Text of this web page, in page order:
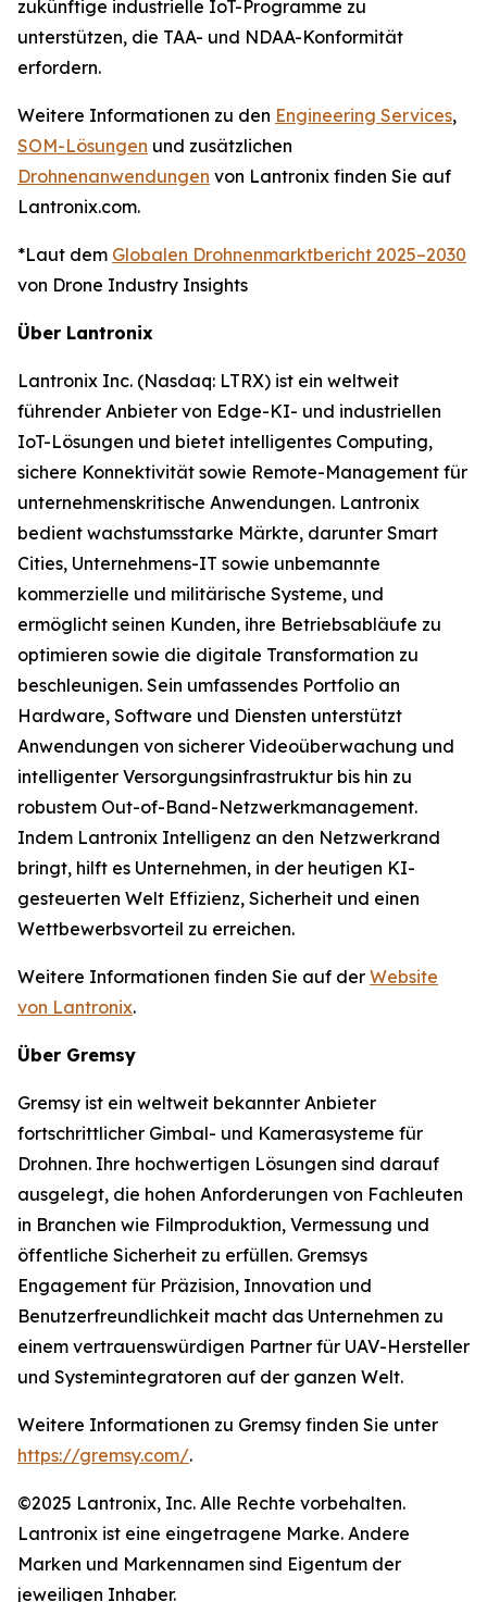
zukünftige industrielle IoT-Programme zu
unterstützen, die TAA- und NDAA-Konformität
erfordern.
Weitere Informationen zu den Engineering Services,
SOM-Lösungen und zusätzlichen
Drohnenanwendungen von Lantronix finden Sie auf
Lantronix.com.
*Laut dem Globalen Drohnenmarktbericht 2025–2030
von Drone Industry Insights
Über Lantronix
Lantronix Inc. (Nasdaq: LTRX) ist ein weltweit
führender Anbieter von Edge-KI- und industriellen
IoT-Lösungen und bietet intelligentes Computing,
sichere Konnektivität sowie Remote-Management für
unternehmenskritische Anwendungen. Lantronix
bedient wachstumsstarke Märkte, darunter Smart
Cities, Unternehmens-IT sowie unbemannte
kommerzielle und militärische Systeme, und
ermöglicht seinen Kunden, ihre Betriebsabläufe zu
optimieren sowie die digitale Transformation zu
beschleunigen. Sein umfassendes Portfolio an
Hardware, Software und Diensten unterstützt
Anwendungen von sicherer Videoüberwachung und
intelligenter Versorgungsinfrastruktur bis hin zu
robustem Out-of-Band-Netzwerkmanagement.
Indem Lantronix Intelligenz an den Netzwerkrand
bringt, hilft es Unternehmen, in der heutigen KI-
gesteuerten Welt Effizienz, Sicherheit und einen
Wettbewerbsvorteil zu erreichen.
Weitere Informationen finden Sie auf der Website
von Lantronix.
Über Gremsy
Gremsy ist ein weltweit bekannter Anbieter
fortschrittlicher Gimbal- und Kamerasysteme für
Drohnen. Ihre hochwertigen Lösungen sind darauf
ausgelegt, die hohen Anforderungen von Fachleuten
in Branchen wie Filmproduktion, Vermessung und
öffentliche Sicherheit zu erfüllen. Gremsys
Engagement für Präzision, Innovation und
Benutzerfreundlichkeit macht das Unternehmen zu
einem vertrauenswürdigen Partner für UAV-Hersteller
und Systemintegratoren auf der ganzen Welt.
Weitere Informationen zu Gremsy finden Sie unter
https://gremsy.com/.
©2025 Lantronix, Inc. Alle Rechte vorbehalten.
Lantronix ist eine eingetragene Marke. Andere
Marken und Markennamen sind Eigentum der
jeweiligen Inhaber.